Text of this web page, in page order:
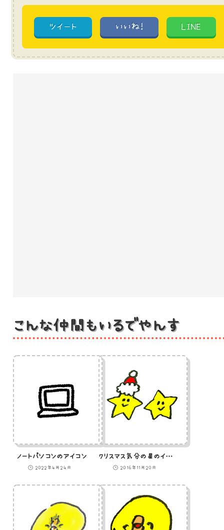
ツイート いいね! LINE
こんな仲間もいるでやんす
ノートパソコンのアイコン
2022年4月24日
クリスマス気分の星のイラスト
2016年11月20日